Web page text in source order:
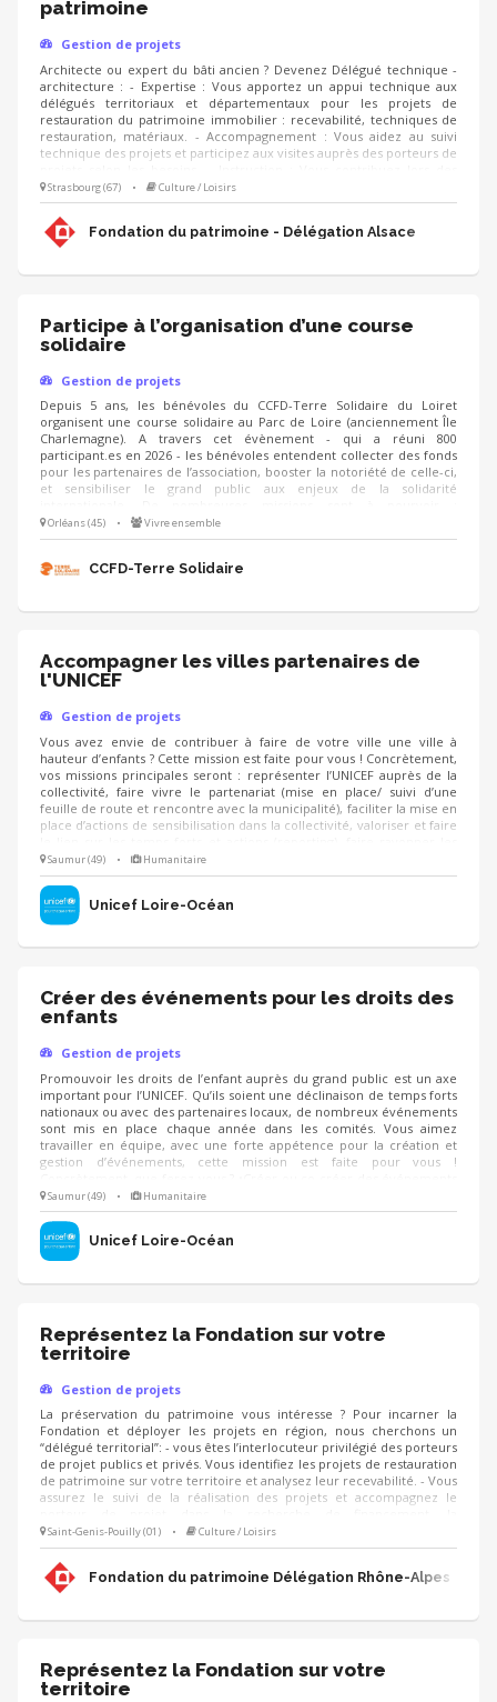
patrimoine
Gestion de projets
Architecte ou expert du bâti ancien ? Devenez Délégué technique -
architecture : - Expertise : Vous apportez un appui technique aux
délégués territoriaux et départementaux pour les projets de
restauration du patrimoine immobilier : recevabilité, techniques de
restauration, matériaux. - Accompagnement : Vous aidez au suivi
technique des projets et participez aux visites auprès des porteurs de
réunions et comités à l'instruction des dossiers et facilitez les
relations avec les partenaires (DRAC, Architectes des Bâtiments de
France, UDAP). - Sensibilisation : Vous partagez les bonnes pratiques
au sein de l'équipe régionale.
Strasbourg (67) • Culture / Loisirs
Fondation du patrimoine - Délégation Alsace
Participe à l’organisation d’une course
solidaire
Gestion de projets
Depuis 5 ans, les bénévoles du CCFD-Terre Solidaire du Loiret
organisent une course solidaire au Parc de Loire (anciennement Île
Charlemagne). A travers cet évènement - qui a réuni 800
participant.es en 2026 - les bénévoles entendent collecter des fonds
pour les partenaires de l’association, booster la notoriété de celle-ci,
et sensibiliser le grand public aux enjeux de la solidarité
communication, logistique, recherche de partenaires/mécènes, etc.
NB : l’édition 2027 aura lieu le dimanche 21 mars.
Orléans (45) • Vivre ensemble
CCFD-Terre Solidaire
Accompagner les villes partenaires de
l'UNICEF
Gestion de projets
Vous avez envie de contribuer à faire de votre ville une ville à
hauteur d’enfants ? Cette mission est faite pour vous ! Concrètement,
vos missions principales seront : représenter l’UNICEF auprès de la
collectivité, faire vivre le partenariat (mise en place/ suivi d’une
feuille de route et rencontre avec la municipalité), faciliter la mise en
place d’actions de sensibilisation dans la collectivité, valoriser et faire
droits de l’enfant sur le territoire. Vous aurez la possibilité d’animer
des formations à destination des élus et agents des collectivités
locales sur la prise en main des projets UNICEF.
Saumur (49) • Humanitaire
Unicef Loire-Océan
Créer des événements pour les droits des
enfants
Gestion de projets
Promouvoir les droits de l’enfant auprès du grand public est un axe
important pour l’UNICEF. Qu’ils soient une déclinaison de temps forts
nationaux ou avec des partenaires locaux, de nombreux événements
sont mis en place chaque année dans les comités. Vous aimez
travailler en équipe, avec une forte appétence pour la création et
gestion d’événements, cette mission est faite pour vous !
autour du sport, de la culture… pour faire connaitre les droits de
l’enfant et collecter des fonds •Co-piloter l’organisation d’événements
•Décliner les grands temps forts nationaux localement
Saumur (49) • Humanitaire
Unicef Loire-Océan
Représentez la Fondation sur votre
territoire
Gestion de projets
La préservation du patrimoine vous intéresse ? Pour incarner la
Fondation et déployer les projets en région, nous cherchons un
“délégué territorial”: - vous êtes l’interlocuteur privilégié des porteurs
de projet publics et privés. Vous identifiez les projets de restauration
de patrimoine sur votre territoire et analysez leur recevabilité. - Vous
assurez le suivi de la réalisation des projets et accompagnez le
communication, l'animation de sa collecte, jusqu'à la clôture du
projet. - Vous contribuez au développement des adhésions et des
ressources (mécènes, donateurs, partenariats, etc.) pour pérenniser
les actions de la Fondation.
Saint-Genis-Pouilly (01) • Culture / Loisirs
Fondation du patrimoine Délégation Rhône-Alpes
Représentez la Fondation sur votre
territoire